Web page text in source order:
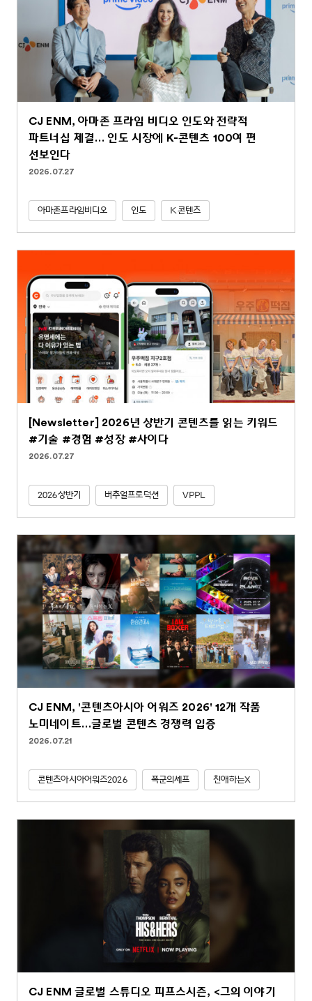
CJ ENM, 아마존 프라임 비디오 인도와 전략적
파트너십 체결… 인도 시장에 K-콘텐츠 100여 편
선보인다
2026.07.27
아마존프라임비디오 인도 K콘텐츠
[Newsletter] 2026년 상반기 콘텐츠를 읽는 키워드
#기술 #경험 #성장 #사이다
2026.07.27
2026상반기 버추얼프로덕션 VPPL
CJ ENM, '콘텐츠아시아 어워즈 2026' 12개 작품
노미네이트…글로벌 콘텐츠 경쟁력 입증
2026.07.21
콘텐츠아시아어워즈2026 폭군의셰프 친애하는X
CJ ENM 글로벌 스튜디오 피프스시즌, <그의 이야기